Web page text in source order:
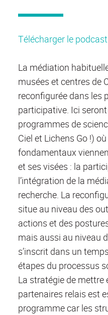
Télécharger le podcast
La médiation
musées et centres de
reconfigurée dans les
participative. Ici
programmes de
Ciel et Lichens Go !)
fondamentaux
et ses visées : la
l’intégration de la
recherche. La
situe au niveau des
actions et des
mais aussi au niveau
s’inscrit dans un
étapes du processus
La stratégie de mettre
partenaires relais est
programme car les